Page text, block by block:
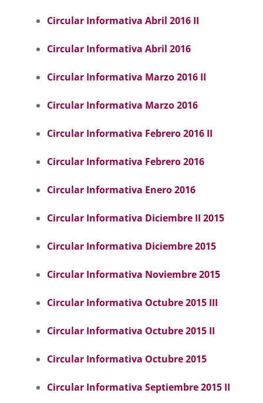
Circular Informativa Abril 2016 II
Circular Informativa Abril 2016
Circular Informativa Marzo 2016 II
Circular Informativa Marzo 2016
Circular Informativa Febrero 2016 II
Circular Informativa Febrero 2016
Circular Informativa Enero 2016
Circular Informativa Diciembre II 2015
Circular Informativa Diciembre 2015
Circular Informativa Noviembre 2015
Circular Informativa Octubre 2015 III
Circular Informativa Octubre 2015 II
Circular Informativa Octubre 2015
Circular Informativa Septiembre 2015 II